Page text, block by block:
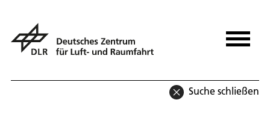
Suche schließen